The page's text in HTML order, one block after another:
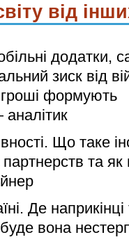
від
додатки,
зиск від
гроші формують
Що таке
та як
Де
вона